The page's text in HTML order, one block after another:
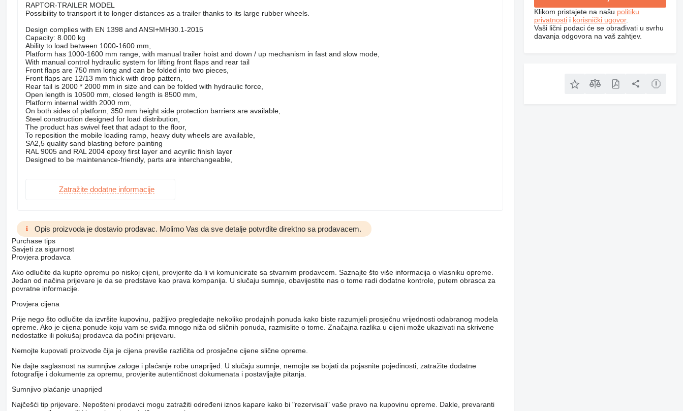
RAPTOR-TRAILER MODEL
Possibility to transport it to longer distances as a trailer thanks to its large rubber wheels.
Design complies with EN 1398 and ANSI+MH30.1-2015
Capacity: 8.000 kg
Ability to load between 1000-1600 mm,
Platform has 1000-1600 mm range, with manual trailer hoist and down / up mechanism in fast and slow mode,
With manual control hydraulic system for lifting front flaps and rear tail
Front flaps are 750 mm long and can be folded into two pieces,
Front flaps are 12/13 mm thick with drop pattern,
Rear tail is 2000 * 2000 mm in size and can be folded with hydraulic force,
Open length is 10500 mm, closed length is 8500 mm,
Platform internal width 2000 mm,
On both sides of platform, 350 mm height side protection barriers are available,
Steel construction designed for load distribution,
The product has swivel feet that adapt to the floor,
To reposition the mobile loading ramp, heavy duty wheels are available,
SA2,5 quality sand blasting before painting
RAL 9005 and RAL 2004 epoxy first layer and acyrilic finish layer
Designed to be maintenance-friendly, parts are interchangeable,
Zatražite dodatne informacije
Opis proizvoda je dostavio prodavac. Molimo Vas da sve detalje potvrdite direktno sa prodavacem.
Purchase tips
Savjeti za sigurnost
Provjera prodavca
Ako odlučite da kupite opremu po niskoj cijeni, provjerite da li vi komunicirate sa stvarnim prodavcem. Saznajte što više informacija o vlasniku opreme.
Jedan od načina prijevare je da se predstave kao prava kompanija. U slučaju sumnje, obavijestite nas o tome radi dodatne kontrole, putem obrasca za
povratne informacije.
Provjera cijena
Prije nego što odlučite da izvršite kupovinu, pažljivo pregledajte nekoliko prodajnih ponuda kako biste razumjeli prosječnu vrijednosti odabranog modela
opreme. Ako je cijena ponude koju vam se sviđa mnogo niža od sličnih ponuda, razmislite o tome. Značajna razlika u cijeni može ukazivati ​​na skrivene
nedostatke ili pokušaj prodavca da počini prijevaru.
Nemojte kupovati proizvode čija je cijena previše različita od prosječne cijene slične opreme.
Ne dajte saglasnost na sumnjive zaloge i plaćanje robe unaprijed. U slučaju sumnje, nemojte se bojati da pojasnite pojedinosti, zatražite dodatne
fotografije i dokumente za opremu, provjerite autentičnost dokumenata i postavljajte pitanja.
Sumnjivo plaćanje unaprijed
Najčešći tip prijevare. Nepošteni prodavci mogu zatražiti određeni iznos kapare kako bi "rezervisali" vaše pravo na kupovinu opreme. Dakle, prevaranti
Klikom pristajete na našu politiku
privatnosti i korisnički ugovor.
Vaši lični podaci će se obrađivati ​​u svrhu
davanja odgovora na vaš zahtjev.